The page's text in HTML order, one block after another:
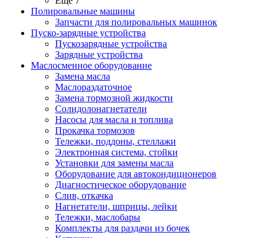
Полировальные машины
Запчасти для полировальных машинок
Пуско-зарядные устройства
Пускозарядные устройства
Зарядные устройства
Маслосменное оборудование
Замена масла
Маслораздаточное
Замена тормозной жидкости
Солидолонагнетатели
Насосы для масла и топлива
Прокачка тормозов
Тележки, поддоны, стеллажи
Электронная система, стойки
Установки для замены масла
Оборудование для автокондиционеров
Диагностическое оборудование
Слив, откачка
Нагнетатели, шприцы, лейки
Тележки, маслобары
Комплекты для раздачи из бочек